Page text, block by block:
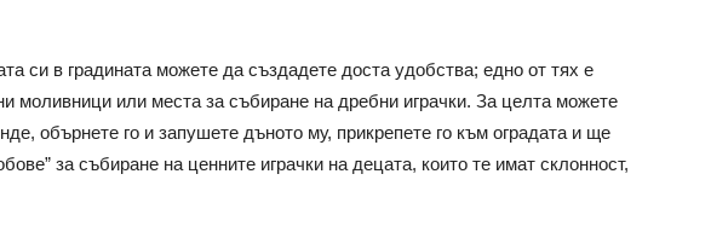
си в градината можете да създадете доста удобства; едно от тях е
моливници или места за събиране на дребни играчки. За целта можете
обърнете го и запушете дъното му, прикрепете го към оградата и ще
за събиране на ценните играчки на децата, които те имат склонност,